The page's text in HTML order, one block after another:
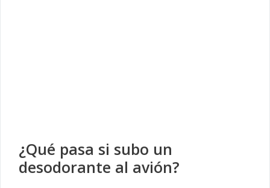
¿Qué pasa si subo un
desodorante al avión?